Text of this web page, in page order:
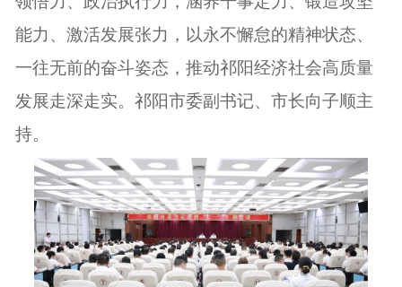
能力、激活发展张力，以永不懈怠的精神状态、
一往无前的奋斗姿态，推动祁阳经济社会高质量
发展走深走实。祁阳市委副书记、市长向子顺主
持。